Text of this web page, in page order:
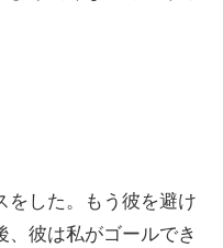
をした。もう彼を避け
、彼は私がゴールでき